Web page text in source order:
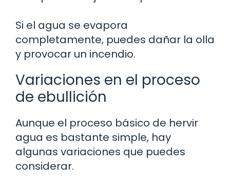
Si el agua se evapora
completamente, puedes dañar la olla
y provocar un incendio.
Variaciones en el proceso
de ebullición
Aunque el proceso básico de hervir
agua es bastante simple, hay
algunas variaciones que puedes
considerar.